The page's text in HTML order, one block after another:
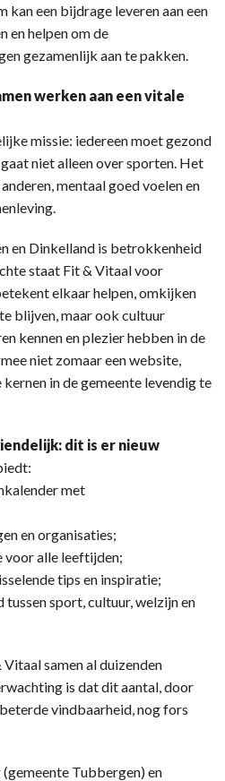
een bijdrage leveren aan een
en helpen om de
gezamenlijk aan te pakken.
werken aan een vitale
missie: iedereen moet gezond
niet alleen over sporten. Het
mentaal goed voelen en
en Dinkelland is betrokkenheid
staat Fit & Vitaal voor
elkaar helpen, omkijken
blijven, maar ook cultuur
kennen en plezier hebben in de
niet zomaar een website,
in de gemeente levendig te
dit is er nieuw
met
en organisaties;
voor alle leeftijden;
tips en inspiratie;
tussen sport, cultuur, welzijn en
samen al duizenden
is dat dit aantal, door
vindbaarheid, nog fors
Tubbergen) en